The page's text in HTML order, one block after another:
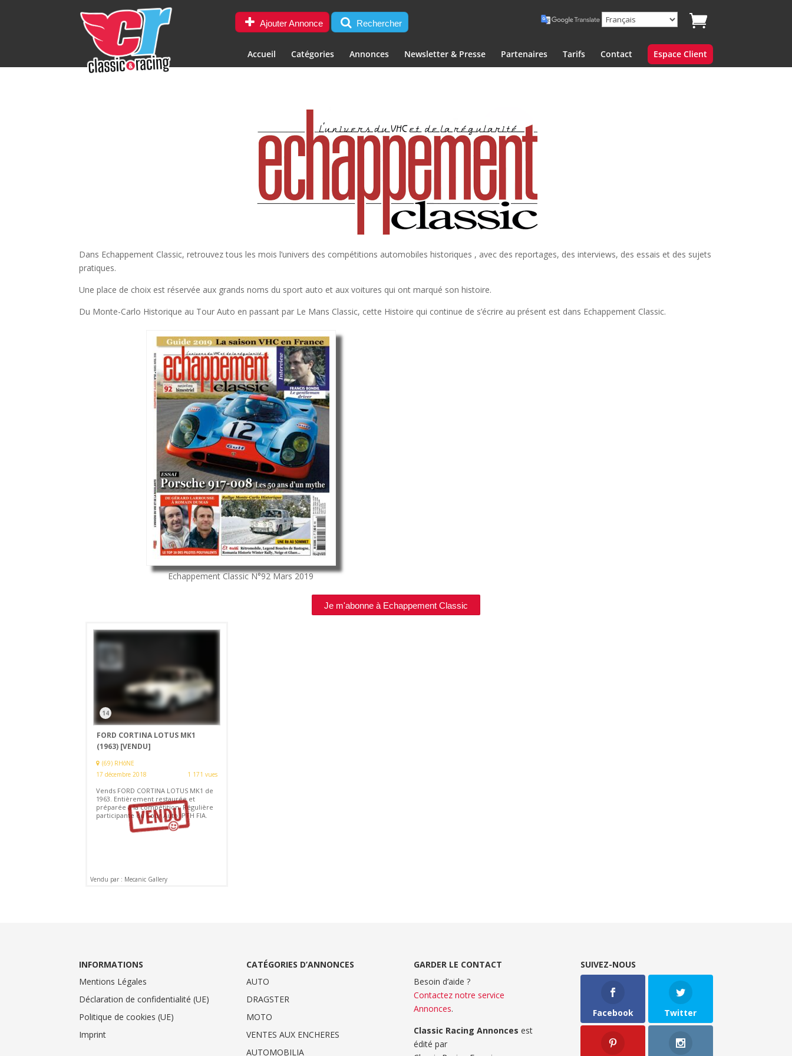
Ajouter Annonce Rechercher
Accueil Catégories Annonces Newsletter & Presse Partenaires Tarifs Contact Espace Client
Dans Echappement Classic, retrouvez tous les mois l’univers des compétitions automobiles historiques , avec des reportages, des interviews, des essais et des sujets
pratiques.
Une place de choix est réservée aux grands noms du sport auto et aux voitures qui ont marqué son histoire.
Du Monte-Carlo Historique au Tour Auto en passant par Le Mans Classic, cette Histoire qui continue de s’écrire au présent est dans Echappement Classic.
Echappement ClassicN°92Mars 2019
Je m'abonne à Echappement Classic
14
FORD CORTINA LOTUS MK1
(1963) [VENDU]
(69) RHôNE
17 décembre 2018
1 171 vues
Vends FORD CORTINA LOTUS MK1 de
1963. Entièrement restaurée et
préparée à la compétition. Régulière
participante du Tour Auto. PTH FIA.
Vendu par : Mecanic Gallery
INFORMATIONS
Mentions Légales
Déclaration de confidentialité (UE)
Politique de cookies (UE)
Imprint
CATÉGORIES D’ANNONCES
AUTO
DRAGSTER
MOTO
VENTES AUX ENCHERES
AUTOMOBILIA
GARDER LE CONTACT
Besoin d’aide ?
Contactez notre service
Annonces.
Classic Racing Annonces est
édité par
SUIVEZ-NOUS
Facebook Twitter